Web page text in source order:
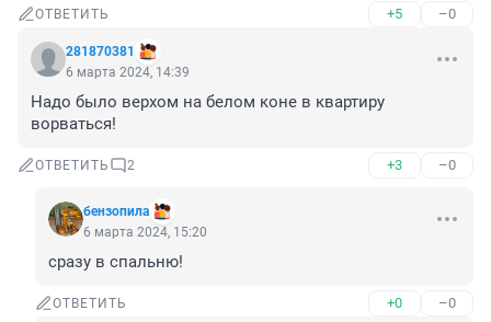
ОТВЕТИТЬ +5 –0
281870381
6 марта 2024, 14:39
Надо было верхом на белом коне в квартиру
ворваться!
ОТВЕТИТЬ 2 +3 –0
бензопила
6 марта 2024, 15:20
сразу в спальню!
ОТВЕТИТЬ +0 –0